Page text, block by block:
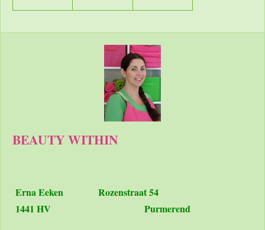
BEAUTY WITHIN
Erna Eeken Rozenstraat 54
1441 HV Purmerend